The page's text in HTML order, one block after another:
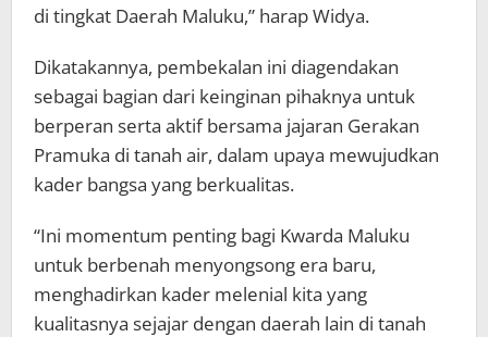
di tingkat Daerah Maluku,” harap Widya.
Dikatakannya, pembekalan ini diagendakan
sebagai bagian dari keinginan pihaknya untuk
berperan serta aktif bersama jajaran Gerakan
Pramuka di tanah air, dalam upaya mewujudkan
kader bangsa yang berkualitas.
“Ini momentum penting bagi Kwarda Maluku
untuk berbenah menyongsong era baru,
menghadirkan kader melenial kita yang
kualitasnya sejajar dengan daerah lain di tanah